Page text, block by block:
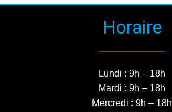
Horaire
Lundi : 9h – 18h
Mardi : 9h – 18h
Mercredi : 9h – 18h